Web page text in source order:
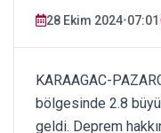
28 Ekim 2024•07:01
KARAAGAC-
bölgesinde 2.8
geldi. Deprem